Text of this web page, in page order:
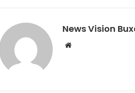
News Vision